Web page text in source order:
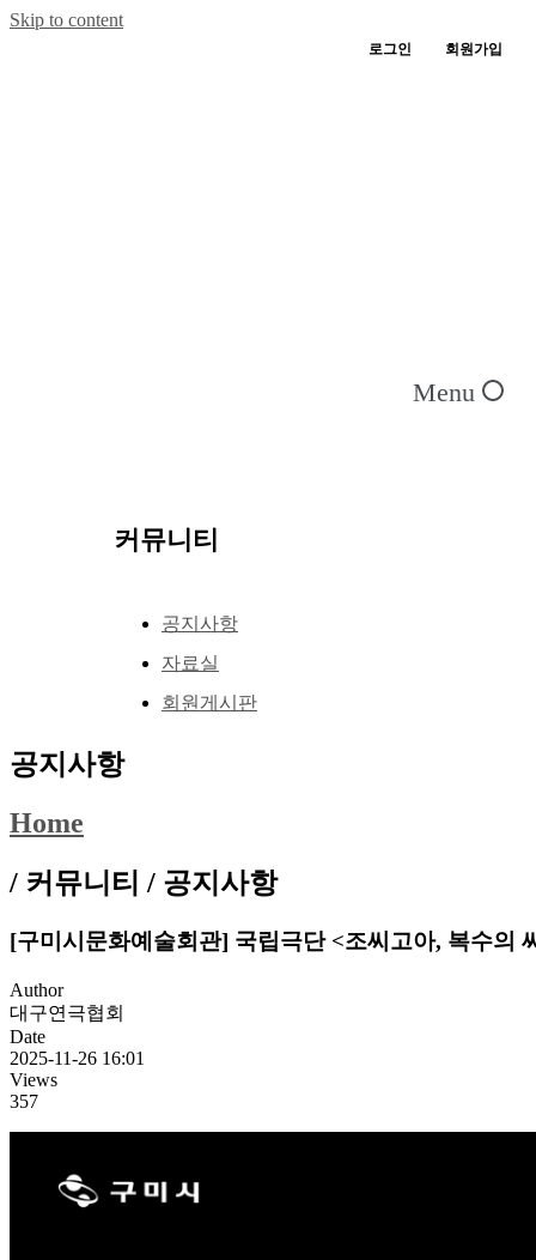
Skip to content
로그인 회원가입
Menu
커뮤니티
공지사항
자료실
회원게시판
공지사항
Home
/ 커뮤니티 / 공지사항
[구미시문화예술회관] 국립극단 <조씨고아, 복수의
Author
대구연극협회
Date
2025-11-26 16:01
Views
357